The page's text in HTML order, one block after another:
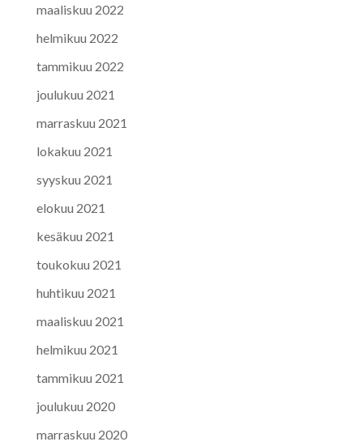
maaliskuu 2022
helmikuu 2022
tammikuu 2022
joulukuu 2021
marraskuu 2021
lokakuu 2021
syyskuu 2021
elokuu 2021
kesäkuu 2021
toukokuu 2021
huhtikuu 2021
maaliskuu 2021
helmikuu 2021
tammikuu 2021
joulukuu 2020
marraskuu 2020